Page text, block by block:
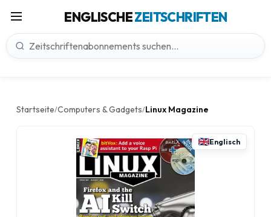
ENGLISCHEZEITSCHRIFTEN
Startseite/Computers & Gadgets/Linux Magazine
Englisch